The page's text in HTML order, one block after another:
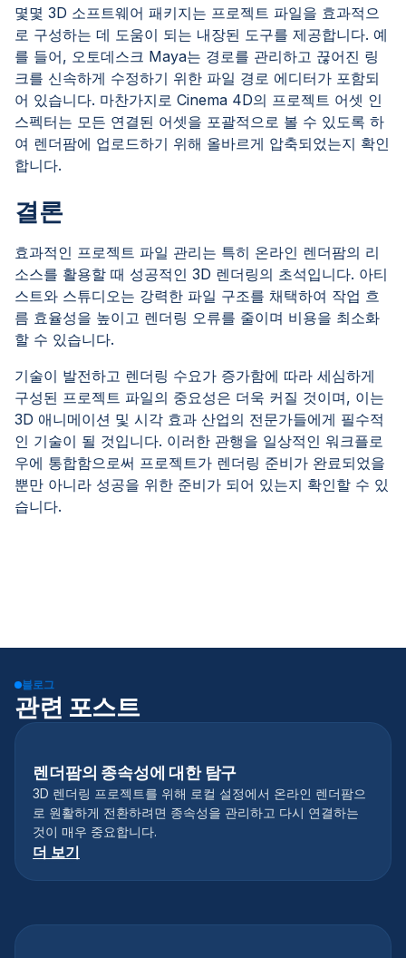
몇몇 3D 소프트웨어 패키지는 프로젝트 파일을 효과적으
로 구성하는 데 도움이 되는 내장된 도구를 제공합니다. 예
를 들어, 오토데스크 Maya는 경로를 관리하고 끊어진 링
크를 신속하게 수정하기 위한 파일 경로 에디터가 포함되
어 있습니다. 마찬가지로 Cinema 4D의 프로젝트 어셋 인
스펙터는 모든 연결된 어셋을 포괄적으로 볼 수 있도록 하
여 렌더팜에 업로드하기 위해 올바르게 압축되었는지 확인
합니다.
결론
효과적인 프로젝트 파일 관리는 특히 온라인 렌더팜의 리
소스를 활용할 때 성공적인 3D 렌더링의 초석입니다. 아티
스트와 스튜디오는 강력한 파일 구조를 채택하여 작업 흐
름 효율성을 높이고 렌더링 오류를 줄이며 비용을 최소화
할 수 있습니다.
기술이 발전하고 렌더링 수요가 증가함에 따라 세심하게
구성된 프로젝트 파일의 중요성은 더욱 커질 것이며, 이는
3D 애니메이션 및 시각 효과 산업의 전문가들에게 필수적
인 기술이 될 것입니다. 이러한 관행을 일상적인 워크플로
우에 통합함으로써 프로젝트가 렌더링 준비가 완료되었을
뿐만 아니라 성공을 위한 준비가 되어 있는지 확인할 수 있
습니다.
블로그
관련 포스트
렌더팜의 종속성에 대한 탐구
3D 렌더링 프로젝트를 위해 로컬 설정에서 온라인 렌더팜으
로 원활하게 전환하려면 종속성을 관리하고 다시 연결하는
것이 매우 중요합니다.
더 보기